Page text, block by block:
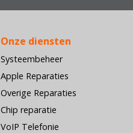
Onze diensten
Systeembeheer
Apple Reparaties
Overige Reparaties
Chip reparatie
VoIP Telefonie